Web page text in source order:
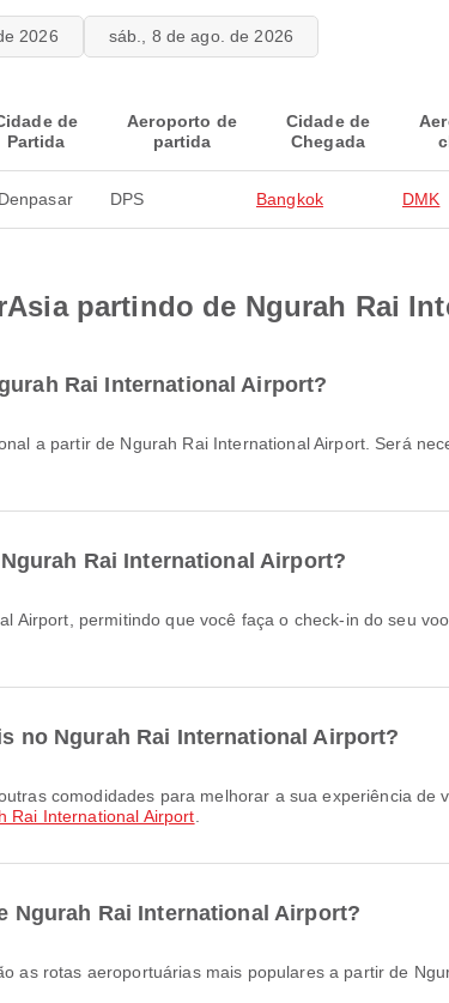
2026 sáb., 8 de ago. de 2026
de
Partida
Aeroporto de
partida
Cidade de
Chegada
DPS Bangkok DMK
partindo de Ngurah Rai
Rai International Airport?
Rai International Airport?
no Ngurah Rai International Airport?
Rai International Airport
Ngurah Rai International Airport?
as rotas aeroportuárias mais populares a partir de